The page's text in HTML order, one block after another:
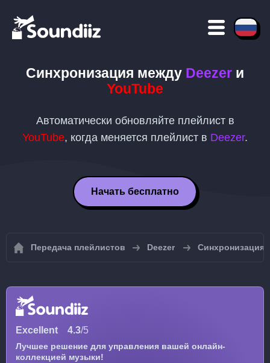
Синхронизация между Deezer и
YouTube
Автоматически обновляйте плейлист в
YouTube, когда меняется плейлист в Deezer.
Начать бесплатно
Передача плейлистов Deezer Синхронизация
Excellent 4.3/5
Лучшее решение для управления вашей онлайн-
коллекцией музыки!